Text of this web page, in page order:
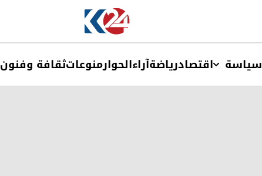
سیاسة اقتصادریاضةآراءالحوارمنوعاتثقافة وفنون